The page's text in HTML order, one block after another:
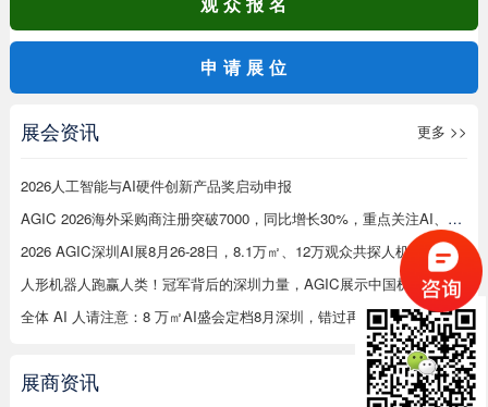
申请展位
展会资讯 更多 >>
2026人工智能与AI硬件创新产品奖启动申报
AGIC 2026海外采购商注册突破7000，同比增长30%，重点关注AI、机器人等在工厂应用
2026 AGIC深圳AI展8月26-28日，8.1万㎡、12万观众共探人机协同·无界未来
人形机器人跑赢人类！冠军背后的深圳力量，AGIC展示中国机器人硬实力
全体 AI 人请注意：8 万㎡AI盛会定档8月深圳，错过再等一年
展商资讯 更多 >>